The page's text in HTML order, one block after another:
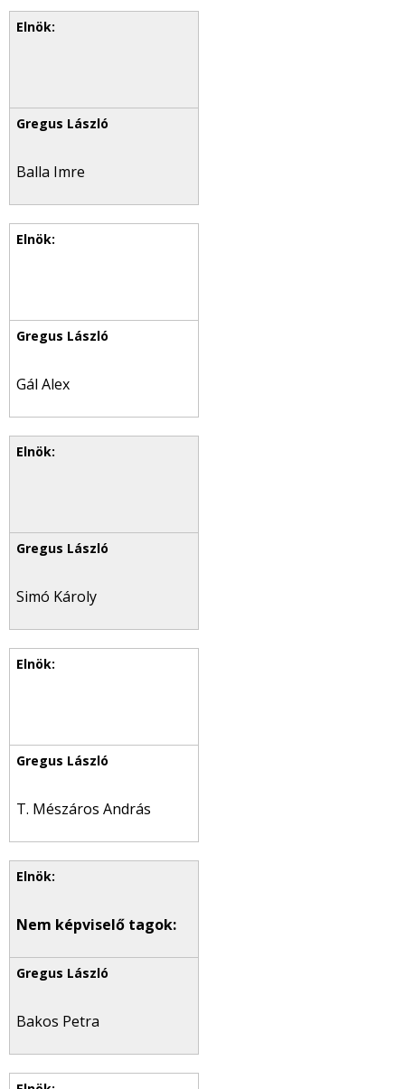
Balla Imre
Gál Alex
Simó Károly
T. Mészáros András
Nem képviselő tagok:
Bakos Petra